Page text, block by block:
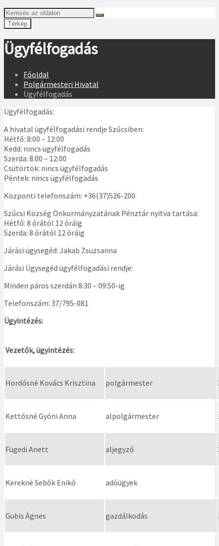
Térkép
Ügyfélfogadás
Főoldal
Polgármesteri Hivatal
Ügyfélfogadás
Ügyfélfogadás:
A hivatal ügyfélfogadási rendje Szűcsiben:
Hétfő: 8:00 – 12:00
Kedd: nincs ügyfélfogadás
Szerda: 8:00 – 12:00
Csütörtök: nincs ügyfélfogadás
Péntek: nincs ügyfélfogadás
Központi telefonszám: +36(37)526-200
Szűcsi Község Önkormányzatának Pénztár nyitva tartása:
Hétfő: 8 órától 12 óráig
Szerda: 8 órától 12 óráig
Járási ügysegéd: Jakab Zsuzsanna
Járási Ügysegéd ügyfélfogadási rendje:
Minden páros szerdán 8:30 – 09:50-ig
Telefonszám: 37/795-081
Ügyintézés:
Vezetők, ügyintézés:
Hordósné Kovács Krisztina polgármester
Kettősné Gyóni Anna alpolgármester
Fügedi Anett aljegyző
Kerekné Sebők Enikő adóügyek
Gubis Ágnes gazdálkodás